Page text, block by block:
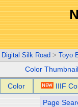
Digital Silk Road > Toyo
Color Thumbnail
Color IIIF
Page